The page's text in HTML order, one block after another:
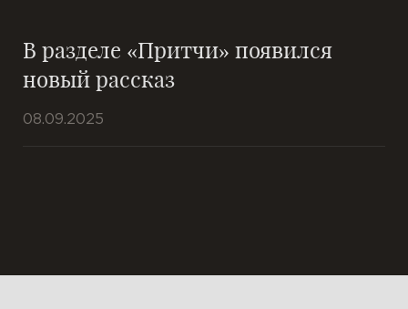
В разделе «Притчи» появился
новый рассказ
08.09.2025